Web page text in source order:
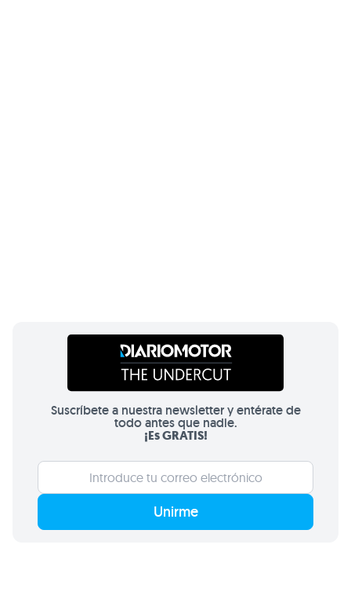
Suscríbete a nuestra newsletter y entérate de
todo antes que nadie.
¡Es GRATIS!
Unirme